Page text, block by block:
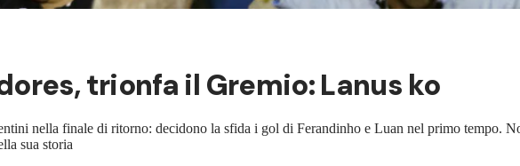
trionfa il Gremio: Lanus ko
nella finale di ritorno: decidono la sfida i gol di Ferandinho e Luan nel primo tempo.
sua storia